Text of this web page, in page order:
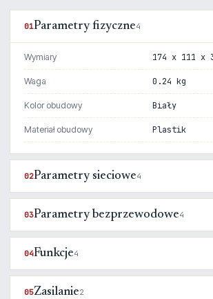
01Parametry fizyczne4
Wymiary 174 x 111 x
Waga 0.24 kg
Kolor obudowy Biały
Materiał obudowy Plastik
02Parametry sieciowe4
03Parametry bezprzewodowe4
04Funkcje4
05Zasilanie2